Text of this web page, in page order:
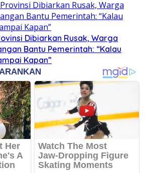
Dibiarkan Rusak, Warga
Bantu Pemerintah: “Kalau
Kapan”